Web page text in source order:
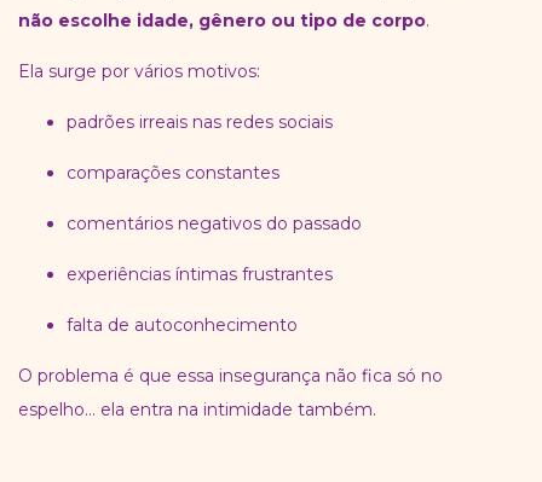
não escolhe idade, gênero ou tipo de corpo.
Ela surge por vários motivos:
padrões irreais nas redes sociais
comparações constantes
comentários negativos do passado
experiências íntimas frustrantes
falta de autoconhecimento
O problema é que essa insegurança não fica só no
espelho… ela entra na intimidade também.